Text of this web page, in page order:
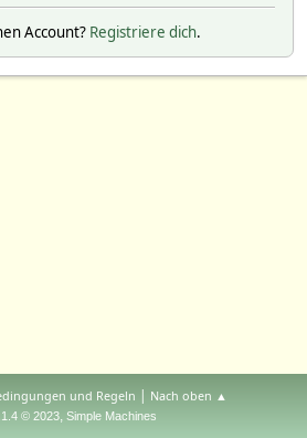
Account? Registriere dich.
und Regeln | Nach oben ▲
© 2023, Simple Machines